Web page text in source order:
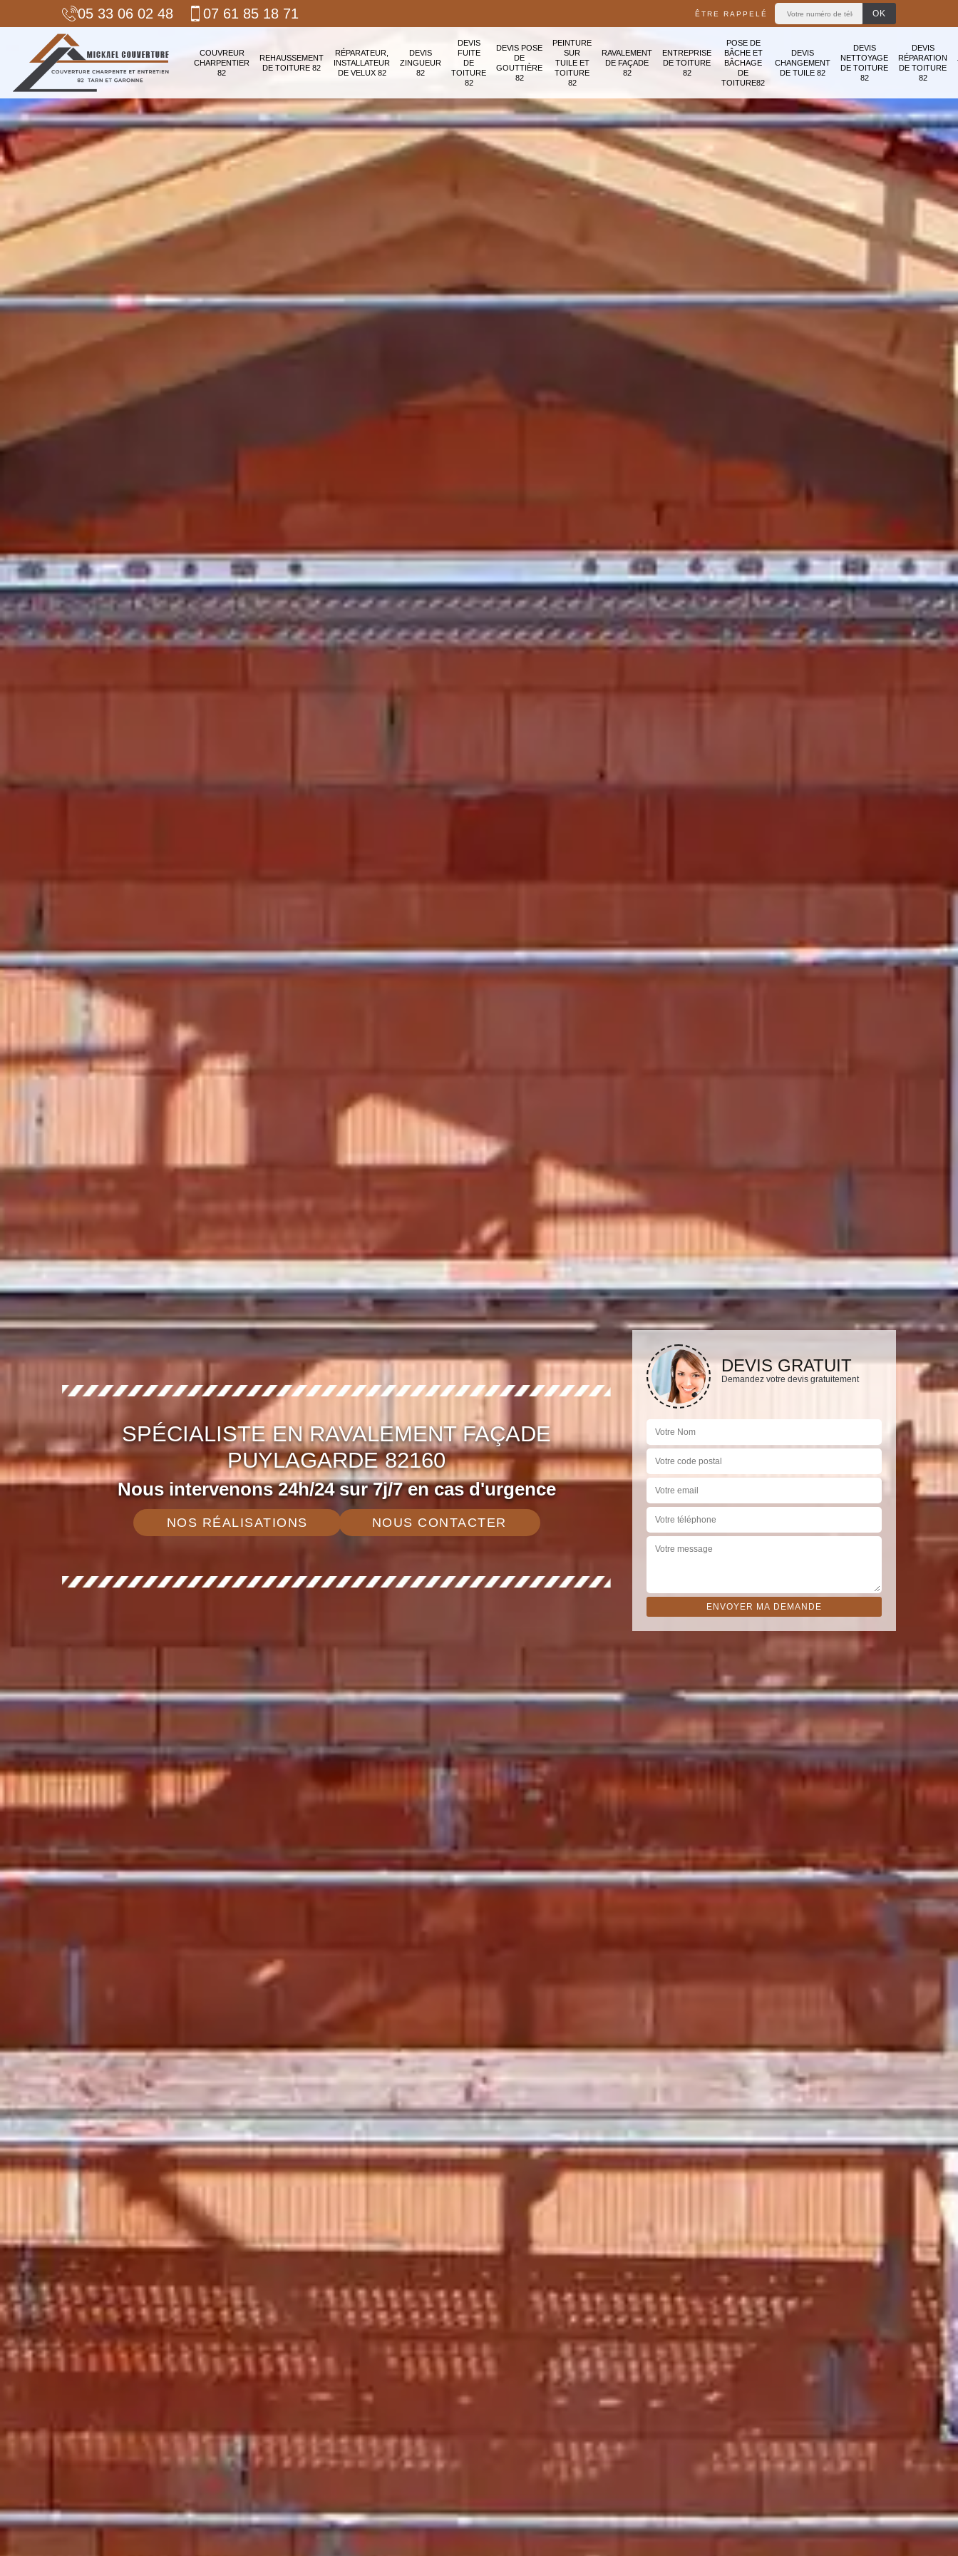
05 33 06 02 48 07 61 85 18 71 ÊTRE RAPPELÉ
COUVREUR
CHARPENTIER
82
REHAUSSEMENT
DE TOITURE 82
RÉPARATEUR,
INSTALLATEUR
DE VELUX 82
DEVIS
ZINGUEUR
82
DEVIS
FUITE
DE
TOITURE
82
DEVIS POSE
DE
GOUTTIÈRE
82
PEINTURE
SUR
TUILE ET
TOITURE
82
RAVALEMENT
DE FAÇADE
82
ENTREPRISE
DE TOITURE
82
POSE DE
BÂCHE ET
BÂCHAGE
DE
TOITURE82
DEVIS
CHANGEMENT
DE TUILE 82
DEVIS
NETTOYAGE
DE TOITURE
82
DEVIS
RÉPARATION
DE TOITURE
82
SPÉCIALISTE EN RAVALEMENT FAÇADE
PUYLAGARDE 82160
Nous intervenons 24h/24 sur 7j/7 en cas d'urgence
NOS RÉALISATIONS NOUS CONTACTER
DEVIS GRATUIT
Demandez votre devis gratuitement